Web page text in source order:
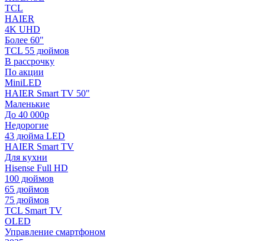
TCL
HAIER
4K UHD
Более 60"
TCL 55 дюймов
В рассрочку
По акции
MiniLED
HAIER Smart TV 50"
Маленькие
До 40 000р
Недорогие
43 дюйма LED
HAIER Smart TV
Для кухни
Hisense Full HD
100 дюймов
65 дюймов
75 дюймов
TCL Smart TV
OLED
Управление смартфоном